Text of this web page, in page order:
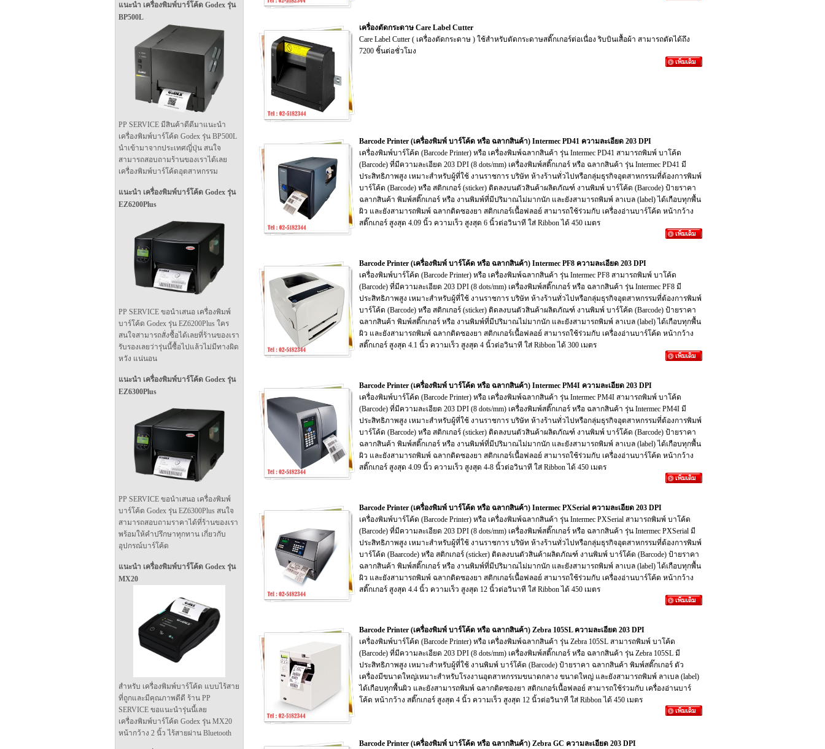
แนะนำ เครื่องพิมพ์บาร์โค้ด Godex รุ่น
BP500L
PP SERVICE มีสินค้าดีดีมาแนะนำ
เครื่องพิมพ์บาร์โค้ด Godex รุ่น BP500L
นำเข้ามาจากประเทศญี่ปุ่น สนใจ
สามารถสอบถามร้านของเราได้เลย
เครื่องพิมพ์บาร์โค้ดอุตสาหกรรม
แนะนำ เครื่องพิมพ์บาร์โค้ด Godex รุ่น
EZ6200Plus
PP SERVICE ขอนำเสนอ เครื่องพิมพ์
บาร์โค้ด Godex รุ่น EZ6200Plus ใคร
สนใจสามารถสั่งซื้อได้เลยที่ร้านของเรา
รับรองเลยว่ารุ่นนี้ซื้อไปแล้วไม่มีทางผิด
หวัง แน่นอน
แนะนำ เครื่องพิมพ์บาร์โค้ด Godex รุ่น
EZ6300Plus
PP SERVICE ขอนำเสนอ เครื่องพิมพ์
บาร์โค้ด Godex รุ่น EZ6300Plus สนใจ
สามารถสอบถามราคาได้ที่ร้านของเรา
พร้อมให้คำปรึกษาทุกทาน เกี่ยวกับ
อุปกรณ์บาร์โค้ด
แนะนำ เครื่องพิมพ์บาร์โค้ด Godex รุ่น
MX20
สำหรับ เครื่องพิมพ์บาร์โค้ด แบบไร้สาย
ที่ถูกและมีคุณภาพดีดี ร้าน PP
SERVICE ขอแนะนำรุ่นนี้เลย
เครื่องพิมพ์บาร์โค้ด Godex รุ่น MX20
หน้ากว้าง 2 นิ้ว ไร้สายผ่าน Bluetooth
เครื่องตัดกระดาษ Care Label Cutter
Care Label Cutter ( เครื่องตัดกระดาษ ) ใช้สำหรับตัดกระดาษสติ๊กเกอร์ต่อเนื่อง ริบบินเสื้อผ้า สามารถตัดได้ถึง
7200 ชิ้นต่อชั่วโมง
Barcode Printer (เครื่องพิมพ์ บาร์โค้ด หรือ ฉลากสินค้า) Intermec PD41 ความละเอียด 203 DPI
เครื่องพิมพ์บาร์โค้ด (Barcode Printer) หรือ เครื่องพิมพ์ฉลากสินค้า รุ่น Intermec PD41 สามารถพิมพ์ บาโค้ด
(Barcode) ที่มีความละเอียด 203 DPI (8 dots/mm) เครื่องพิมพ์สติ๊กเกอร์ หรือ ฉลากสินค้า รุ่น Intermec PD41 มี
ประสิทธิภาพสูง เหมาะสำหรับผู้ที่ใช้ งานราชการ บริษัท ห้างร้านทั่วไปหรือกลุ่มธุรกิจอุตสาหกรรมที่ต้องการพิมพ์
บาร์โค้ด (Barcode) หรือ สติกเกอร์ (sticker) ติดลงบนตัวสินค้าผลิตภัณฑ์ งานพิมพ์ บาร์โค้ด (Barcode) ป้ายราคา
ฉลากสินค้า พิมพ์สติ๊กเกอร์ หรือ งานพิมพ์ที่มีปริมาณไม่มากนัก และยังสามารถพิมพ์ ลาเบล (label) ได้เกือบทุกพื้น
ผิว และยังสามารถพิมพ์ ฉลากติดซองยา สติกเกอร์เนื้อฟลอย์ สามารถใช้ร่วมกับ เครื่องอ่านบาร์โค้ด หน้ากว้าง
สติ๊กเกอร์ สูงสุด 4.09 นิ้ว ความเร็ว สูงสุด 6 นิ้วต่อวินาที ใส่ Ribbon ได้ 450 เมตร
Barcode Printer (เครื่องพิมพ์ บาร์โค้ด หรือ ฉลากสินค้า) Intermec PF8 ความละเอียด 203 DPI
เครื่องพิมพ์บาร์โค้ด (Barcode Printer) หรือ เครื่องพิมพ์ฉลากสินค้า รุ่น Intermec PF8 สามารถพิมพ์ บาโค้ด
(Barcode) ที่มีความละเอียด 203 DPI (8 dots/mm) เครื่องพิมพ์สติ๊กเกอร์ หรือ ฉลากสินค้า รุ่น Intermec PF8 มี
ประสิทธิภาพสูง เหมาะสำหรับผู้ที่ใช้ งานราชการ บริษัท ห้างร้านทั่วไปหรือกลุ่มธุรกิจอุตสาหกรรมที่ต้องการพิมพ์
บาร์โค้ด (Barcode) หรือ สติกเกอร์ (sticker) ติดลงบนตัวสินค้าผลิตภัณฑ์ งานพิมพ์ บาร์โค้ด (Barcode) ป้ายราคา
ฉลากสินค้า พิมพ์สติ๊กเกอร์ หรือ งานพิมพ์ที่มีปริมาณไม่มากนัก และยังสามารถพิมพ์ ลาเบล (label) ได้เกือบทุกพื้น
ผิว และยังสามารถพิมพ์ ฉลากติดซองยา สติกเกอร์เนื้อฟลอย์ สามารถใช้ร่วมกับ เครื่องอ่านบาร์โค้ด หน้ากว้าง
สติ๊กเกอร์ สูงสุด 4.1 นิ้ว ความเร็ว สูงสุด 4 นิ้วต่อวินาที ใส่ Ribbon ได้ 300 เมตร
Barcode Printer (เครื่องพิมพ์ บาร์โค้ด หรือ ฉลากสินค้า) Intermec PM4I ความละเอียด 203 DPI
เครื่องพิมพ์บาร์โค้ด (Barcode Printer) หรือ เครื่องพิมพ์ฉลากสินค้า รุ่น Intermec PM4I สามารถพิมพ์ บาโค้ด
(Barcode) ที่มีความละเอียด 203 DPI (8 dots/mm) เครื่องพิมพ์สติ๊กเกอร์ หรือ ฉลากสินค้า รุ่น Intermec PM4I มี
ประสิทธิภาพสูง เหมาะสำหรับผู้ที่ใช้ งานราชการ บริษัท ห้างร้านทั่วไปหรือกลุ่มธุรกิจอุตสาหกรรมที่ต้องการพิมพ์
บาร์โค้ด (Barcode) หรือ สติกเกอร์ (sticker) ติดลงบนตัวสินค้าผลิตภัณฑ์ งานพิมพ์ บาร์โค้ด (Barcode) ป้ายราคา
ฉลากสินค้า พิมพ์สติ๊กเกอร์ หรือ งานพิมพ์ที่มีปริมาณไม่มากนัก และยังสามารถพิมพ์ ลาเบล (label) ได้เกือบทุกพื้น
ผิว และยังสามารถพิมพ์ ฉลากติดซองยา สติกเกอร์เนื้อฟลอย์ สามารถใช้ร่วมกับ เครื่องอ่านบาร์โค้ด หน้ากว้าง
สติ๊กเกอร์ สูงสุด 4.09 นิ้ว ความเร็ว สูงสุด 4-8 นิ้วต่อวินาที ใส่ Ribbon ได้ 450 เมตร
Barcode Printer (เครื่องพิมพ์ บาร์โค้ด หรือ ฉลากสินค้า) Intermec PXSerial ความละเอียด 203 DPI
เครื่องพิมพ์บาร์โค้ด (Barcode Printer) หรือ เครื่องพิมพ์ฉลากสินค้า รุ่น Intermec PXSerial สามารถพิมพ์ บาโค้ด
(Barcode) ที่มีความละเอียด 203 DPI (8 dots/mm) เครื่องพิมพ์สติ๊กเกอร์ หรือ ฉลากสินค้า รุ่น Intermec PXSerial มี
ประสิทธิภาพสูง เหมาะสำหรับผู้ที่ใช้ งานราชการ บริษัท ห้างร้านทั่วไปหรือกลุ่มธุรกิจอุตสาหกรรมที่ต้องการพิมพ์
บาร์โค้ด (Baarcode) หรือ สติกเกอร์ (sticker) ติดลงบนตัวสินค้าผลิตภัณฑ์ งานพิมพ์ บาร์โค้ด (Barcode) ป้ายราคา
ฉลากสินค้า พิมพ์สติ๊กเกอร์ หรือ งานพิมพ์ที่มีปริมาณไม่มากนัก และยังสามารถพิมพ์ ลาเบล (label) ได้เกือบทุกพื้น
ผิว และยังสามารถพิมพ์ ฉลากติดซองยา สติกเกอร์เนื้อฟลอย์ สามารถใช้ร่วมกับ เครื่องอ่านบาร์โค้ด หน้ากว้าง
สติ๊กเกอร์ สูงสุด 4.4 นิ้ว ความเร็ว สูงสุด 12 นิ้วต่อวินาที ใส่ Ribbon ได้ 450 เมตร
Barcode Printer (เครื่องพิมพ์ บาร์โค้ด หรือ ฉลากสินค้า) Zebra 105SL ความละเอียด 203 DPI
เครื่องพิมพ์บาร์โค้ด (Barcode Printer) หรือ เครื่องพิมพ์ฉลากสินค้า รุ่น Zebra 105SL สามารถพิมพ์ บาโค้ด
(Barcode) ที่มีความละเอียด 203 DPI (8 dots/mm) เครื่องพิมพ์สติ๊กเกอร์ หรือ ฉลากสินค้า รุ่น Zebra 105SL มี
ประสิทธิภาพสูง เหมาะสำหรับผู้ที่ใช้ งานพิมพ์ บาร์โค้ด (Barcode) ป้ายราคา ฉลากสินค้า พิมพ์สติ๊กเกอร์ ตัว
เครื่องมีขนาดใหญ่เหมาะสำหรับโรงงานอุตสาหกรรมขนาดกลาง ขนาดใหญ่ และยังสามารถพิมพ์ ลาเบล (label)
ได้เกือบทุกพื้นผิว และยังสามารถพิมพ์ ฉลากติดซองยา สติกเกอร์เนื้อฟลอย์ สามารถใช้ร่วมกับ เครื่องอ่านบาร์
โค้ด หน้ากว้าง สติ๊กเกอร์ สูงสุด 4 นิ้ว ความเร็ว สูงสุด 12 นิ้วต่อวินาที ใส่ Ribbon ได้ 450 เมตร
Barcode Printer (เครื่องพิมพ์ บาร์โค้ด หรือ ฉลากสินค้า) Zebra GC ความละเอียด 203 DPI